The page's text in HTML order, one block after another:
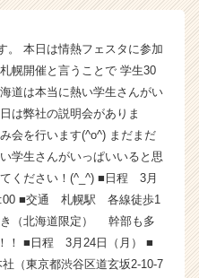
。 本日は情熱フェスタに参加
幌開催と言うことで 学生30
道は本当に熱い学生さんがい
は弊社の説明会がありま
会を行います(^o^) まだまだ
学生さんがいっぱいいると思
ください！(^_^) ■日程 3月
■交通 札幌駅 各線徒歩1
（北海道限定） 幹部も多
！ ■日程 3月24日（月） ■
（東京都渋谷区道玄坂2-10-7